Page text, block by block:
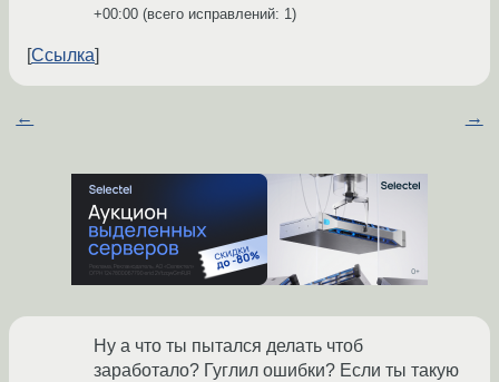
+00:00 (всего исправлений: 1)
Ссылка
← →
Ну а что ты пытался делать чтоб
заработало? Гуглил ошибки? Если ты такую